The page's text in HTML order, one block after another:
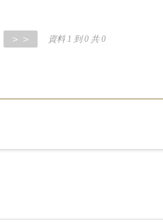
＞＞ 資料 1 到 0 共 0